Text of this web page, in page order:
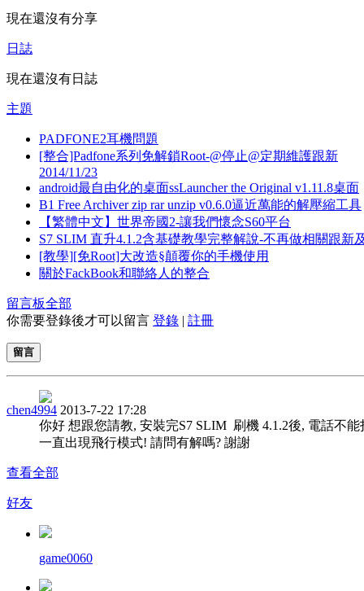
現在還沒有分享
日誌
現在還沒有日誌
主題
PADFONE2耳機問題
[整合]Padfone系列免解鎖Root-@停止@定期維護跟新
2014/11/23
android最自由化的桌面ssLauncher the Original v1.11.8桌面
B1 Free Archiver zip rar unzip v0.6.0逼近萬能的解壓縮工具
【繁體中文】世界帝國2-讓我們懷念S60平台
S7 SLIM 直升4.1.2含基礎教學完整解說-不再做相關跟新
[教學][免Root]大改造§顛覆你的手機使用
關於FackBook和聯絡人的整合
留言板全部
你需要登錄後才可以留言 登錄 | 註冊
留言
chen4994 2013-7-22 17:28
你好 想跟您請教, 安裝完S7 SLIM 刷機 4.1.2後, 電話不能
一直出現飛行模式! 請問有解嗎? 謝謝
查看全部
好友
game0060